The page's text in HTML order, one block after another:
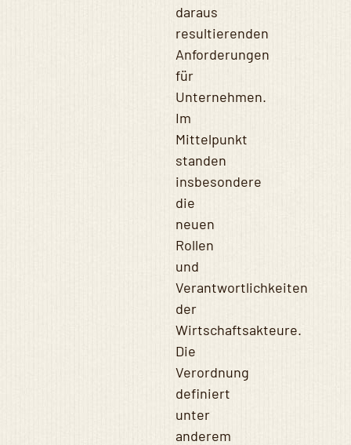
daraus
resultierenden
Anforderungen
für
Unternehmen.
Im
Mittelpunkt
standen
insbesondere
die
neuen
Rollen
und
Verantwortlichkeiten
der
Wirtschaftsakteure.
Die
Verordnung
definiert
unter
anderem